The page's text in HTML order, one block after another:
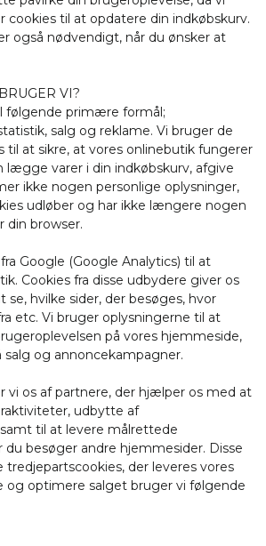
cookies til at opdatere din indkøbskurv.
også nødvendigt, når du ønsker at
VI?
følgende primære formål;
salg og reklame. Vi bruger de
til at sikre, at vores onlinebutik fungerer
lægge varer i din indkøbskurv, afgive
ikke nogen personlige oplysninger,
udløber og har ikke længere nogen
din browser.
Google (Google Analytics) til at
Cookies fra disse udbydere giver os
se, hvilke sider, der besøges, hvor
etc. Vi bruger oplysningerne til at
på vores hjemmeside,
og annoncekampagner.
vi os af partnere, der hjælper os med at
udbytte af
til at levere målrettede
du besøger andre hjemmesider. Disse
der leveres vores
og optimere salget bruger vi følgende